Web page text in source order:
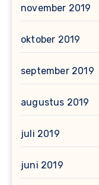
november 2019
oktober 2019
september 2019
augustus 2019
juli 2019
juni 2019